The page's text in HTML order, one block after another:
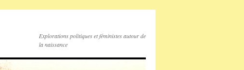
Explorations politiques et féministes autour de
la naissance